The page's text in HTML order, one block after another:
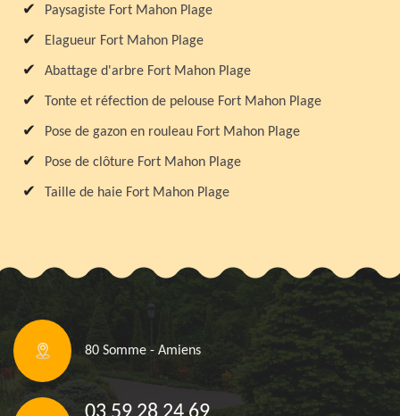
Paysagiste Fort Mahon Plage
Elagueur Fort Mahon Plage
Abattage d'arbre Fort Mahon Plage
Tonte et réfection de pelouse Fort Mahon Plage
Pose de gazon en rouleau Fort Mahon Plage
Pose de clôture Fort Mahon Plage
Taille de haie Fort Mahon Plage
80 Somme - Amiens